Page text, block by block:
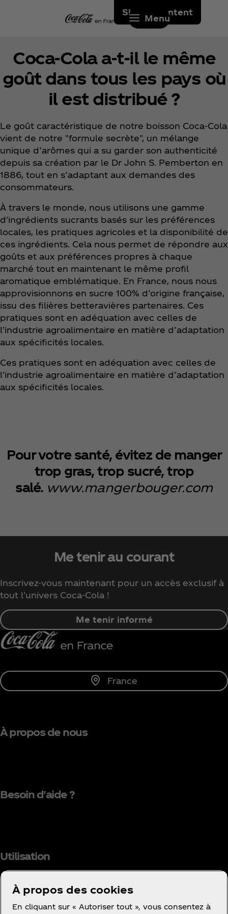
Skip to content
Menu
Coca‑Cola a-t-il le même
goût dans tous les pays où
il est distribué ?
Le goût caractéristique de notre boisson Coca‑Cola
vient de notre "formule secrète", un mélange
unique d’arômes qui a su garder son authenticité
depuis sa création par le Dr John S. Pemberton en
1886, tout en s’adaptant aux demandes des
consommateurs.
À travers le monde, nous utilisons une gamme
d'ingrédients sucrants basés sur les préférences
locales, les pratiques agricoles et la disponibilité de
ces ingrédients. Cela nous permet de répondre aux
goûts et aux préférences propres à chaque
marché tout en maintenant le même profil
aromatique emblématique. En France, nous nous
approvisionnons en sucre 100% d’origine française,
issu des filières betteravières partenaires. Ces
pratiques sont en adéquation avec celles de
l'industrie agroalimentaire en matière d’adaptation
aux spécificités locales.
Ces pratiques sont en adéquation avec celles de
l'industrie agroalimentaire en matière d’adaptation
aux spécificités locales.
Pour votre santé, évitez de manger
trop gras, trop sucré, trop
salé. www.mangerbouger.com
Me tenir au courant
Inscrivez-vous maintenant pour un accès exclusif à
tout l'univers Coca‑Cola !
Me tenir informé
France
À propos de nous
Besoin d'aide ?
Utilisation
Facebook
Instagram
Youtube
À propos des cookies
En cliquant sur « Autoriser tout », vous consentez à